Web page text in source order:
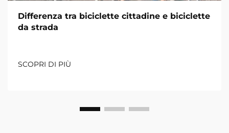
Differenza tra biciclette cittadine e biciclette
da strada
SCOPRI DI PIÙ